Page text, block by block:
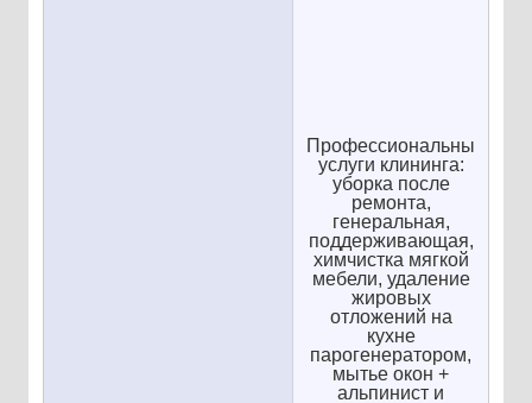
Профессиональные
услуги клининга:
уборка после
ремонта,
генеральная,
поддерживающая,
химчистка мягкой
мебели, удаление
жировых
отложений на
кухне
парогенератором,
мытье окон +
альпинист и